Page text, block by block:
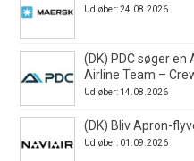
Udløber: 24.08.2026
(DK) PDC søger
Airline Team –
Udløber: 14.08.2026
(DK) Bliv Apron-
Udløber: 01.09.2026